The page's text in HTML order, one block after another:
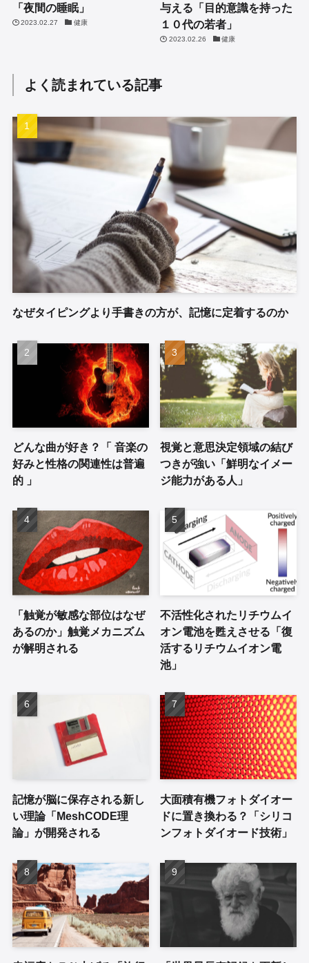
「夜間の睡眠」
2023.02.27 健康
与える「目的意識を持った
１０代の若者」
2023.02.26 健康
よく読まれている記事
なぜタイピングより手書きの方が、記憶に定着するのか
どんな曲が好き？「 音楽の
好みと性格の関連性は普遍
的 」
視覚と意思決定領域の結び
つきが強い「鮮明なイメー
ジ能力がある人」
「触覚が敏感な部位はなぜ
あるのか」触覚メカニズム
が解明される
不活性化されたリチウムイ
オン電池を甦えさせる「復
活するリチウムイオン電
池」
記憶が脳に保存される新し
い理論「MeshCODE理
論」が開発される
大面積有機フォトダイオー
ドに置き換わる？「シリコ
ンフォトダイオード技術」